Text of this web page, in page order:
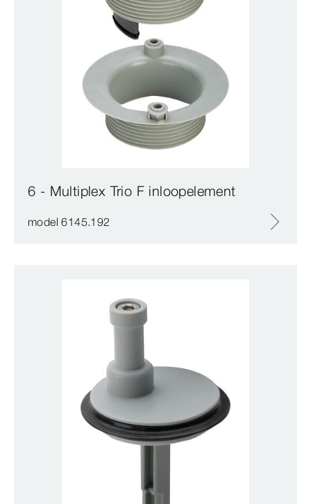
6 - Multiplex Trio F inloopelement
model 6145.192